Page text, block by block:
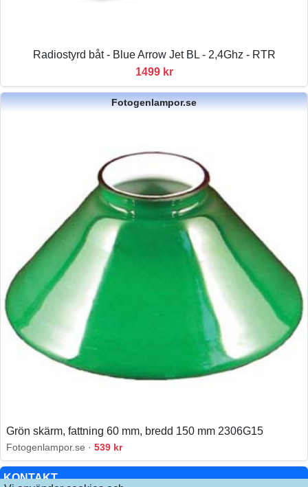
KONTAKT
Radiostyrd båt - Blue Arrow Jet BL - 2,4Ghz - RTR
1499 kr
Fotogenlampor.se
Grön skärm, fattning 60 mm, bredd 150 mm 2306G15
Fotogenlampor.se · 539 kr